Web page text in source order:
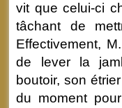
vit que celui-ci
tâchant de
Effectivement,
de lever la
boutoir, son
du moment